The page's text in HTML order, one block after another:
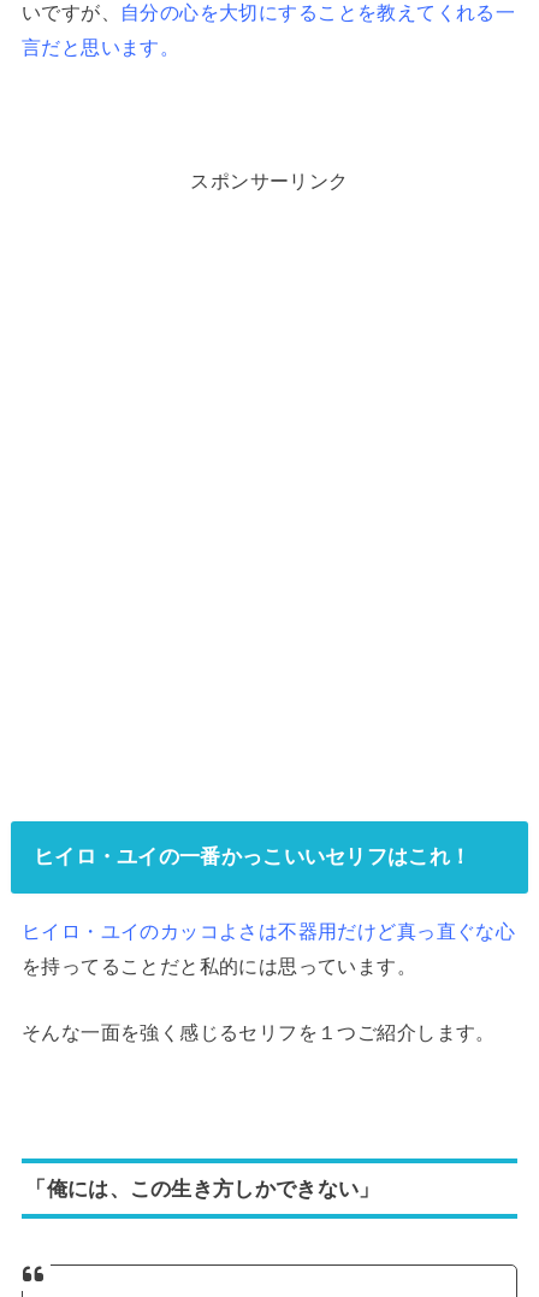
いですが、
自分の心を大切にすることを教えてくれる一
言だと思います。
スポンサーリンク
ヒイロ・ユイの一番かっこいいセリフはこれ！
ヒイロ・ユイのカッコよさは不器用だけど真っ直ぐな心
を持ってることだと私的には思っています。
そんな一面を強く感じるセリフを１つご紹介します。
「俺には、この生き方しかできない」